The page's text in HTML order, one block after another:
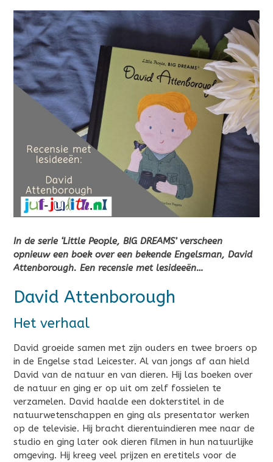
In de serie ‘Little People, BIG DREAMS’ verscheen
opnieuw een boek over een bekende Engelsman, David
Attenborough. Een recensie met lesideeën…
David Attenborough
Het verhaal
David groeide samen met zijn ouders en twee broers op
in de Engelse stad Leicester. Al van jongs af aan hield
David van de natuur en van dieren. Hij las boeken over
de natuur en ging er op uit om zelf fossielen te
verzamelen. David haalde een dokterstitel in de
natuurwetenschappen en ging als presentator werken
op de televisie. Hij bracht dierentuindieren mee naar de
studio en ging later ook dieren filmen in hun natuurlijke
omgeving. Hij kreeg veel prijzen en eretitels voor de